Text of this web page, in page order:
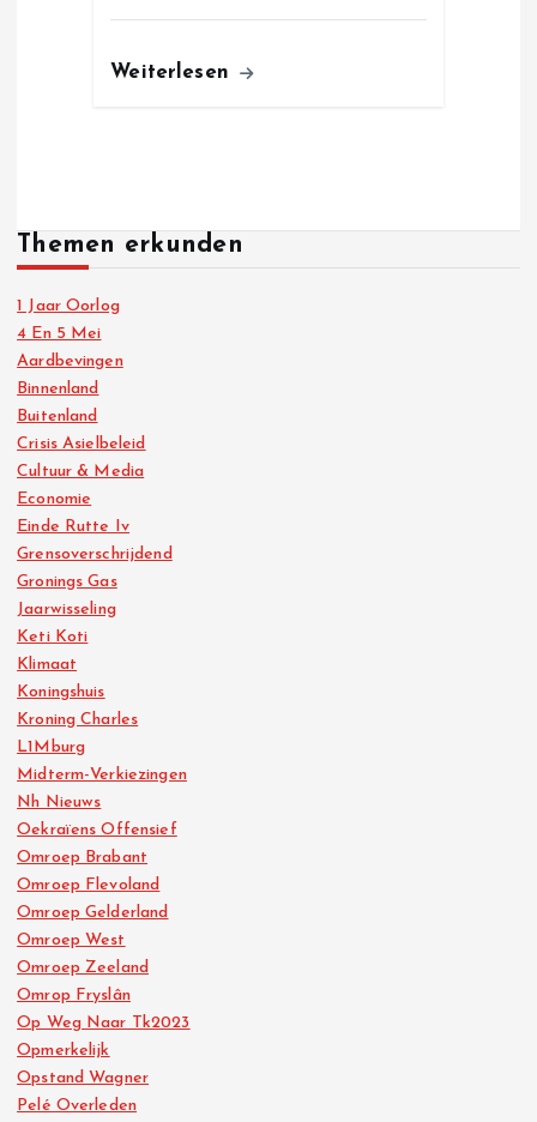
Weiterlesen
Themen erkunden
1 Jaar Oorlog
4 En 5 Mei
Aardbevingen
Binnenland
Buitenland
Crisis Asielbeleid
Cultuur & Media
Economie
Einde Rutte Iv
Grensoverschrijdend
Gronings Gas
Jaarwisseling
Keti Koti
Klimaat
Koningshuis
Kroning Charles
L1Mburg
Midterm-Verkiezingen
Nh Nieuws
Oekraïens Offensief
Omroep Brabant
Omroep Flevoland
Omroep Gelderland
Omroep West
Omroep Zeeland
Omrop Fryslân
Op Weg Naar Tk2023
Opmerkelijk
Opstand Wagner
Pelé Overleden